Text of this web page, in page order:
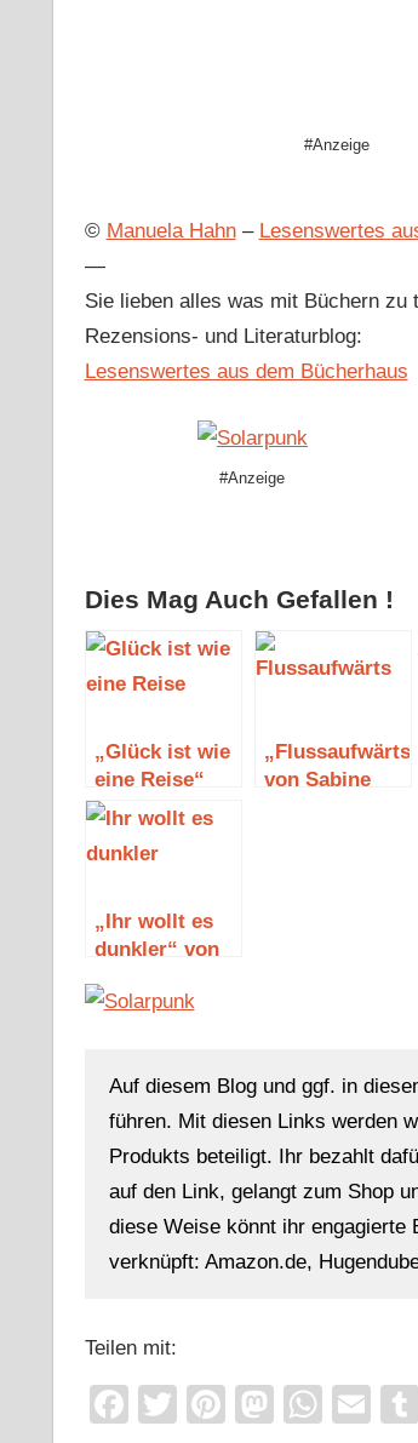
#Anzeige
© Manuela Hahn– Lesenswertes
—
Sie lieben alles was mit Büchern zu
Rezensions- und Literaturblog:
Lesenswertes aus dem Bücherhaus
#Anzeige
Dies Mag Auch Gefallen !
„Glück ist wie
eine Reise“
von Sven
„Flussaufwärts“
von Sabine
„Ihr wollt es
dunkler“ von
Auf diesem Blog und ggf. in
führen. Mit diesen Links werden
Produkts beteiligt. Ihr bezahlt
auf den Link, gelangt zum Shop
diese Weise könnt ihr engagierte
verknüpft: Amazon.de,
Teilen mit:
Facebook
TwitterPinterest